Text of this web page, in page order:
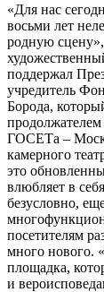
«Для нас
восьми лет
родную
поддержал
учредитель
Борода,
продолжателем
ГОСЕТа –
камерного
это
влюбляет в
безусловно,
посетителям
много нового.
площадка,
и